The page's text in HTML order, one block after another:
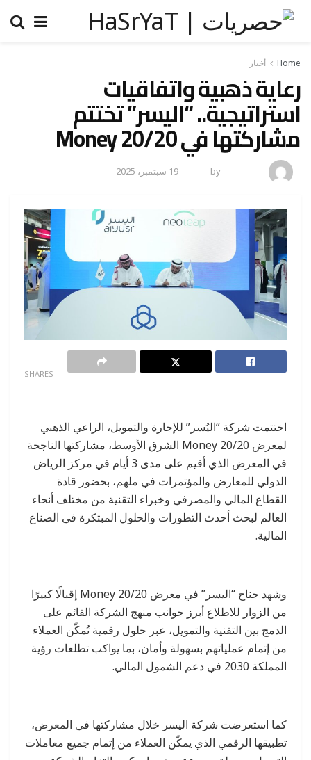
Home أخبار
رعاية ذهبية واتفاقيات
استراتيجية.. “اليسر” تختتم
مشاركتها في Money 20/20
by 19 سبتمبر، 2025
SHARES
اختتمت شركة “اليُسر” للإجارة والتمويل، الراعي الذهبي
لمعرض Money 20/20 الشرق الأوسط، مشاركتها الناجحة
في المعرض الذي أقيم على مدى 3 أيام في مركز الرياض
الدولي للمعارض والمؤتمرات في ملهم، بحضور قادة
القطاع المالي والمصرفي وخبراء التقنية من مختلف أنحاء
العالم لبحث أحدث التطورات والحلول المبتكرة في الصناع
المالية.
وشهد جناح “اليسر” في معرض Money 20/20 إقبالًا كبيرًا
من الزوار للاطلاع أبرز جوانب منهج الشركة القائم على
الدمج بين التقنية والتمويل، عبر حلول رقمية تُمكّن العملاء
من إتمام عملياتهم بسهولة وأمان، بما يواكب تطلعات رؤية
المملكة 2030 في دعم الشمول المالي.
كما استعرضت شركة اليسر خلال مشاركتها في المعرض،
تطبيقها الرقمي الذي يمكّن العملاء من إتمام جميع معاملات